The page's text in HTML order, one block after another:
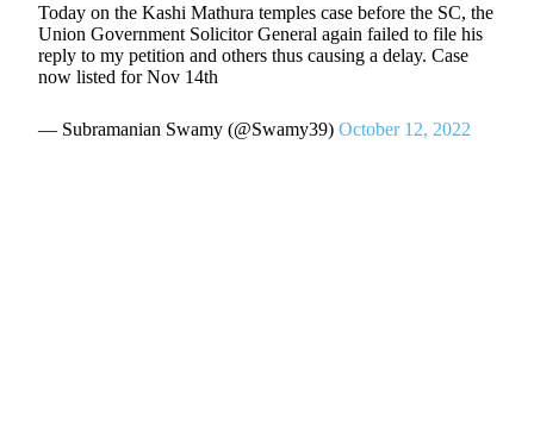
Today on the Kashi Mathura temples case before the SC, the
Union Government Solicitor General again failed to file his
reply to my petition and others thus causing a delay. Case
now listed for Nov 14th
— Subramanian Swamy (@Swamy39)October 12, 2022